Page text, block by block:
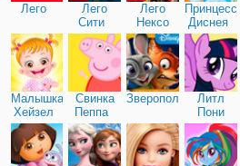
Лего
Лего
Сити
Лего
Нексо
Найтс
Принцессы
Диснея
Малышка
Хейзел
Свинка
Пеппа
Зверополис
Литл
Пони
Дружба